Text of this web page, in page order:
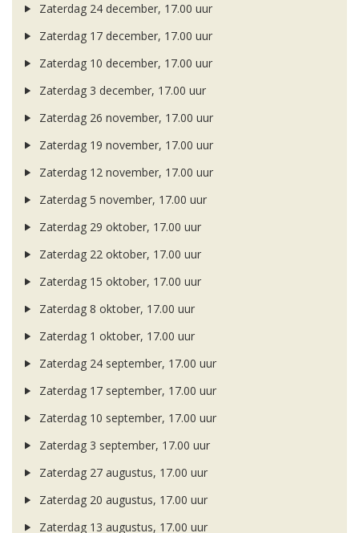
Zaterdag 24 december, 17.00 uur
Zaterdag 17 december, 17.00 uur
Zaterdag 10 december, 17.00 uur
Zaterdag 3 december, 17.00 uur
Zaterdag 26 november, 17.00 uur
Zaterdag 19 november, 17.00 uur
Zaterdag 12 november, 17.00 uur
Zaterdag 5 november, 17.00 uur
Zaterdag 29 oktober, 17.00 uur
Zaterdag 22 oktober, 17.00 uur
Zaterdag 15 oktober, 17.00 uur
Zaterdag 8 oktober, 17.00 uur
Zaterdag 1 oktober, 17.00 uur
Zaterdag 24 september, 17.00 uur
Zaterdag 17 september, 17.00 uur
Zaterdag 10 september, 17.00 uur
Zaterdag 3 september, 17.00 uur
Zaterdag 27 augustus, 17.00 uur
Zaterdag 20 augustus, 17.00 uur
Zaterdag 13 augustus, 17.00 uur